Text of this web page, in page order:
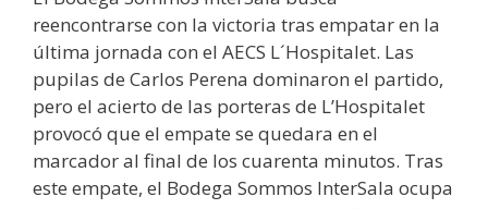
reencontrarse con la victoria tras empatar en la
última jornada con el AECS L´Hospitalet. Las
pupilas de Carlos Perena dominaron el partido,
pero el acierto de las porteras de L’Hospitalet
provocó que el empate se quedara en el
marcador al final de los cuarenta minutos. Tras
este empate, el Bodega Sommos InterSala ocupa